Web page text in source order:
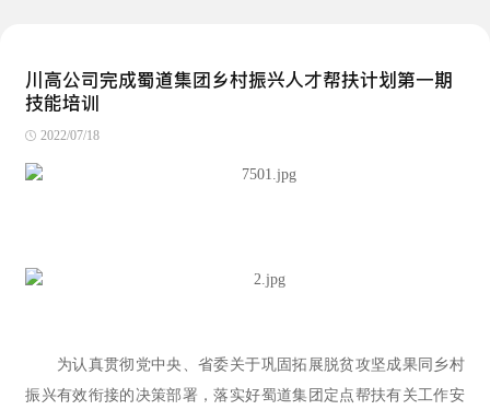
川高公司完成蜀道集团乡村振兴人才帮扶计划第一期
技能培训
2022/07/18
为认真贯彻党中央、省委关于巩固拓展脱贫攻坚成果同乡村
振兴有效衔接的决策部署，落实好蜀道集团定点帮扶有关工作安